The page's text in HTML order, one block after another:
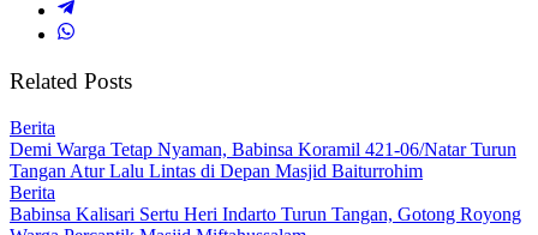
Related Posts
Berita
Demi Warga Tetap Nyaman, Babinsa Koramil 421-06/Natar Turun
Tangan Atur Lalu Lintas di Depan Masjid Baiturrohim
Berita
Babinsa Kalisari Sertu Heri Indarto Turun Tangan, Gotong Royong